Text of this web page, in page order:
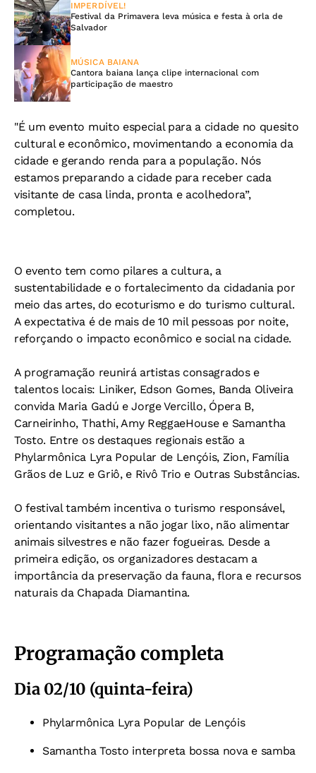
IMPERDÍVEL!
Festival da Primavera leva música e festa à orla de
Salvador
MÚSICA BAIANA
Cantora baiana lança clipe internacional com
participação de maestro
"É um evento muito especial para a cidade no quesito
cultural e econômico, movimentando a economia da
cidade e gerando renda para a população. Nós
estamos preparando a cidade para receber cada
visitante de casa linda, pronta e acolhedora”,
completou.
O evento tem como pilares a cultura, a
sustentabilidade e o fortalecimento da cidadania por
meio das artes, do ecoturismo e do turismo cultural.
A expectativa é de mais de 10 mil pessoas por noite,
reforçando o impacto econômico e social na cidade.
A programação reunirá artistas consagrados e
talentos locais: Liniker, Edson Gomes, Banda Oliveira
convida Maria Gadú e Jorge Vercillo, Ópera B,
Carneirinho, Thathi, Amy ReggaeHouse e Samantha
Tosto. Entre os destaques regionais estão a
Phylarmônica Lyra Popular de Lençóis, Zion, Família
Grãos de Luz e Griô, e Rivô Trio e Outras Substâncias.
O festival também incentiva o turismo responsável,
orientando visitantes a não jogar lixo, não alimentar
animais silvestres e não fazer fogueiras. Desde a
primeira edição, os organizadores destacam a
importância da preservação da fauna, flora e recursos
naturais da Chapada Diamantina.
Programação completa
Dia 02/10 (quinta-feira)
Phylarmônica Lyra Popular de Lençóis
Samantha Tosto interpreta bossa nova e samba